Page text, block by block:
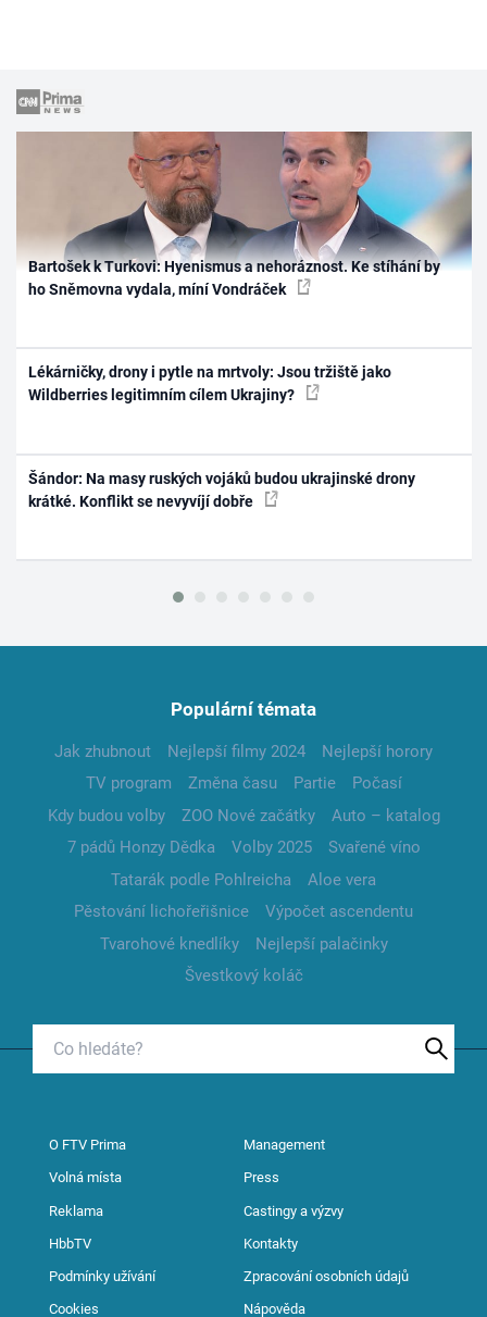
Bartošek k Turkovi: Hyenismus a nehoráznost. Ke stíhání by
ho Sněmovna vydala, míní Vondráček
Lékárničky, drony i pytle na mrtvoly: Jsou tržiště jako
Wildberries legitimním cílem Ukrajiny?
Šándor: Na masy ruských vojáků budou ukrajinské drony
krátké. Konflikt se nevyvíjí dobře
Populární témata
Jak zhubnout Nejlepší filmy 2024
Nejlepší horory
TV program
Změna času Partie
Počasí
Kdy budou volby
ZOO Nové začátky
Auto – katalog
7 pádů Honzy Dědka
Volby 2025
Svařené víno
Tatarák podle Pohlreicha
Aloe vera
Pěstování lichořeřišnice
Výpočet ascendentu
Tvarohové knedlíky
Nejlepší palačinky
Švestkový koláč
O FTV Prima Management
Volná místa Press
Reklama Castingy a výzvy
HbbTV Kontakty
Podmínky užívání Zpracování osobních údajů
Cookies Nápověda